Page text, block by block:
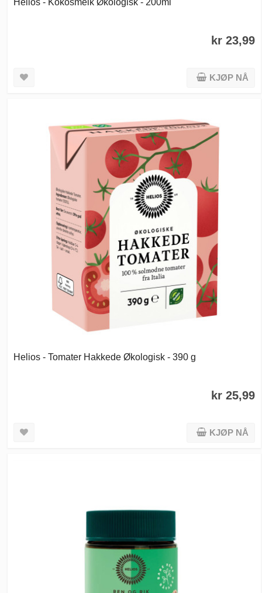
kr 23,99
KJØP NÅ
Helios - Tomater Hakkede Økologisk - 390 g
kr 25,99
KJØP NÅ